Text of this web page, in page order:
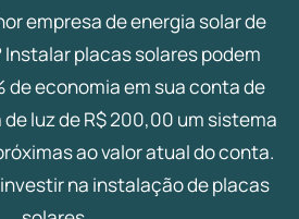
empresa de energia solar de
Instalar placas solares podem
de economia em sua conta de
luz de R$ 200,00 um sistema
ao valor atual do conta.
na instalação de placas